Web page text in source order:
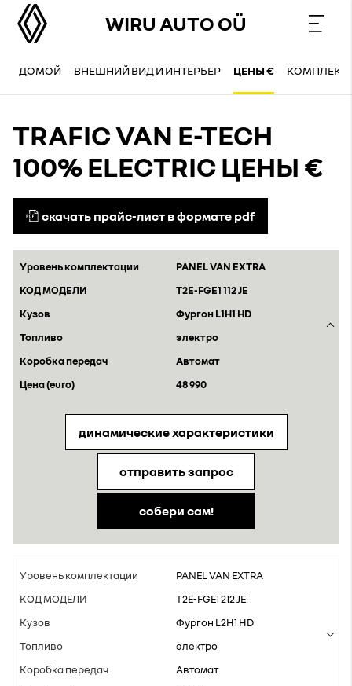
WIRU AUTO OÜ
ДОМОЙ ВНЕШНИЙ ВИД И ИНТЕРЬЕР ЦЕНЫ €
TRAFIC VAN E-TECH
100% ELECTRIC ЦЕНЫ €
скачать прайс-лист в формате pdf
PANEL VAN EXTRA
T2E-FGE1 112 JE
Фургон L1H1 HD
электро
Aвтомат
48 990
динамические характеристики
отправить запрос
собери сам!
PANEL VAN EXTRA
T2E-FGE1 212 JE
Фургон L2H1 HD
электро
Aвтомат